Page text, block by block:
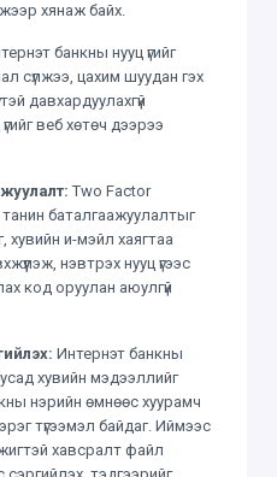
хянаж байх.
банкны нууц үгийг
сүлжээ, цахим шуудан гэх
давхардуулахгүй
веб хөтөч дээрээ
Two Factor
баталгаажуулалтыг
хувийн и-мэйл хаягтаа
нэвтрэх нууц үгээс
код оруулан аюулгүй
Интернэт банкны
хувийн мэдээллийг
нэрийн өмнөөс хуурамч
түгээмэл байдаг. Иймээс
хавсралт файл